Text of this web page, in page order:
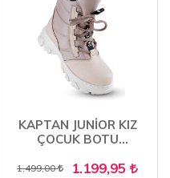
KAPTAN JUNİOR KIZ
ÇOCUK BOTU
FENK 201
1.499,00 1.199,95